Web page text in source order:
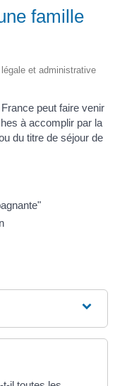
famille
et administrative
peut faire venir
à accomplir par la
du titre de séjour de